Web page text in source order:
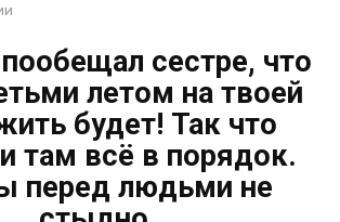
сестре, что
летом на твоей
будет! Так что
там всё в порядок.
перед людьми не